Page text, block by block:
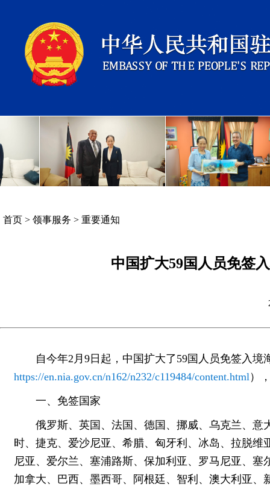
首页 > 领事服务 > 重要通知
中国扩大59国人员免签
自今年2月9日起，中国扩大了59国人员免签入
https://en.nia.gov.cn/n162/n232/c119484/content.html）
一、免签国家
俄罗斯、英国、法国、德国、挪威、乌克兰、
时、捷克、爱沙尼亚、希腊、匈牙利、冰岛、拉脱
尼亚、爱尔兰、塞浦路斯、保加利亚、罗马尼亚、
加拿大、巴西、墨西哥、阿根廷、智利、澳大利亚